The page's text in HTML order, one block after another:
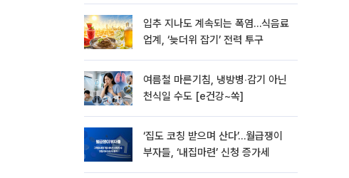
입추 지나도 계속되는 폭염…식음료
업계, ‘늦더위 잡기’ 전력 투구
여름철 마른기침, 냉방병‧감기 아닌
천식일 수도 [e건강~쏙]
‘집도 코칭 받으며 산다’…월급쟁이
부자들, ‘내집마련’ 신청 증가세